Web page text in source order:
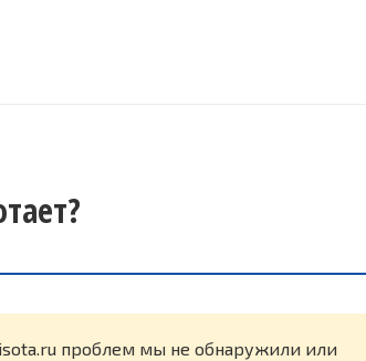
проблем мы не обнаружили или